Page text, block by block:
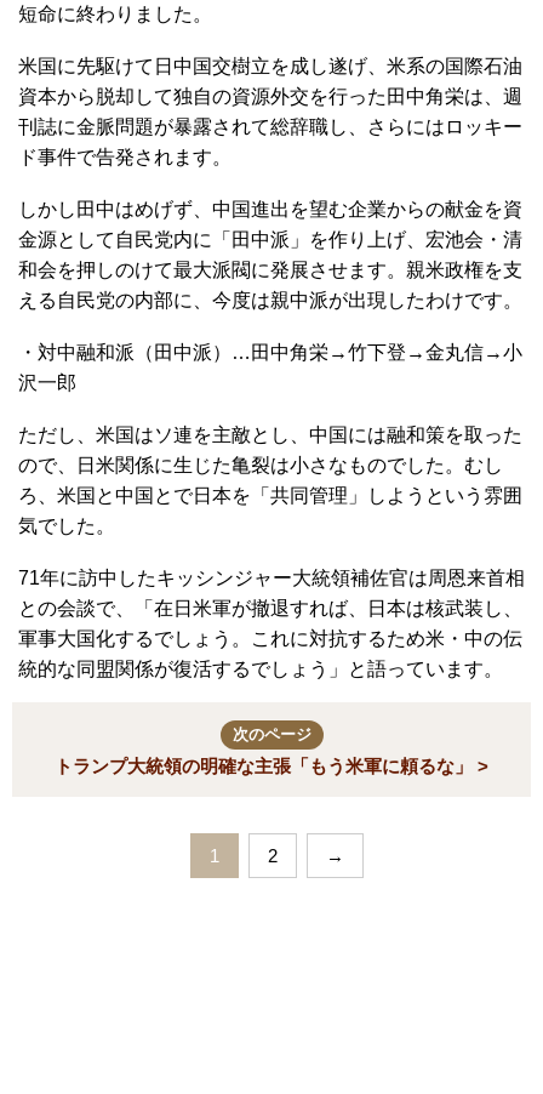
短命に終わりました。
米国に先駆けて日中国交樹立を成し遂げ、米系の国際石油
資本から脱却して独自の資源外交を行った田中角栄は、週
刊誌に金脈問題が暴露されて総辞職し、さらにはロッキー
ド事件で告発されます。
しかし田中はめげず、中国進出を望む企業からの献金を資
金源として自民党内に「田中派」を作り上げ、宏池会・清
和会を押しのけて最大派閥に発展させます。親米政権を支
える自民党の内部に、今度は親中派が出現したわけです。
・対中融和派（田中派）…田中角栄→竹下登→金丸信→小
沢一郎
ただし、米国はソ連を主敵とし、中国には融和策を取った
ので、日米関係に生じた亀裂は小さなものでした。むし
ろ、米国と中国とで日本を「共同管理」しようという雰囲
気でした。
71年に訪中したキッシンジャー大統領補佐官は周恩来首相
との会談で、「在日米軍が撤退すれば、日本は核武装し、
軍事大国化するでしょう。これに対抗するため米・中の伝
統的な同盟関係が復活するでしょう」と語っています。
次のページ
トランプ大統領の明確な主張「もう米軍に頼るな」 >
1 2 →